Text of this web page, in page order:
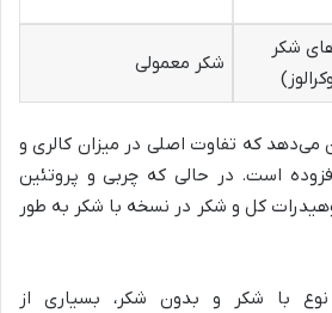
شکر
شکر معمولی
که تفاوت اصلی در میزان کالری و
است. در حالی که چربی و پروتئین
کل و شکر در نسخه با شکر به طور
با شکر و بدون شکر، بسیاری از